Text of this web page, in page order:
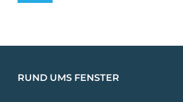
RUND UMS FENSTER